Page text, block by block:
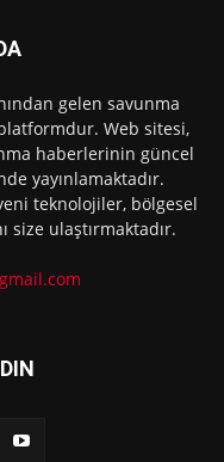
gelen savunma
Web sitesi,
haberlerinin güncel
yayınlamaktadır.
teknolojiler, bölgesel
size ulaştırmaktadır.